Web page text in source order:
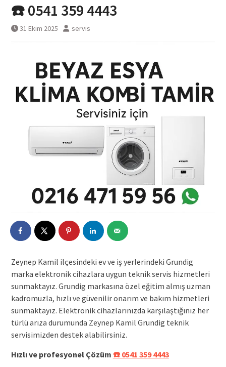
☎️ 0541 359 4443
31 Ekim 2025 servis
Zeynep Kamil ilçesindeki ev ve iş yerlerindeki Grundig
marka elektronik cihazlara uygun teknik servis hizmetleri
sunmaktayız. Grundig markasına özel eğitim almış uzman
kadromuzla, hızlı ve güvenilir onarım ve bakım hizmetleri
sunmaktayız. Elektronik cihazlarınızda karşılaştığınız her
türlü arıza durumunda Zeynep Kamil Grundig teknik
servisimizden destek alabilirsiniz.
Hızlı ve profesyonel Çözüm ☎️ 0541 359 4443